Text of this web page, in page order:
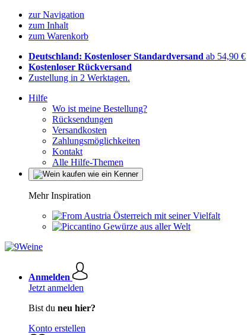
zur Navigation
zum Inhalt
zum Warenkorb
Deutschland: Kostenloser Standardversand ab 54,90 €
Kostenloser Rückversand
Zustellung in 2 Werktagen.
Hilfe
Wo ist meine Bestellung?
Rücksendungen
Versandkosten
Zahlungsmöglichkeiten
Kontakt
Alle Hilfe-Themen
Mehr Inspiration
Österreich mit seiner Vielfalt
Gewürze aus aller Welt
Anmelden
Jetzt anmelden
Bist du neu hier?
Konto erstellen